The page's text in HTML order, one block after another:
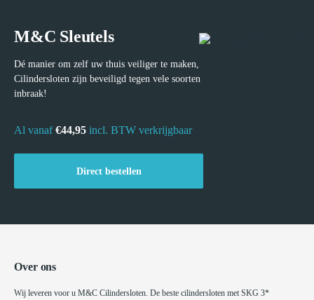
M&C Sleutels
Dé manier om zelf uw thuis veiliger te maken,
Cilindersloten zijn beveiligd tegen vele soorten
inbraak!
Al vanaf€44,95 incl. BTW verkrijgbaar
Direct bestellen
Over ons
Wij leveren voor u M&C Cilindersloten. De beste cilindersloten met SKG 3*